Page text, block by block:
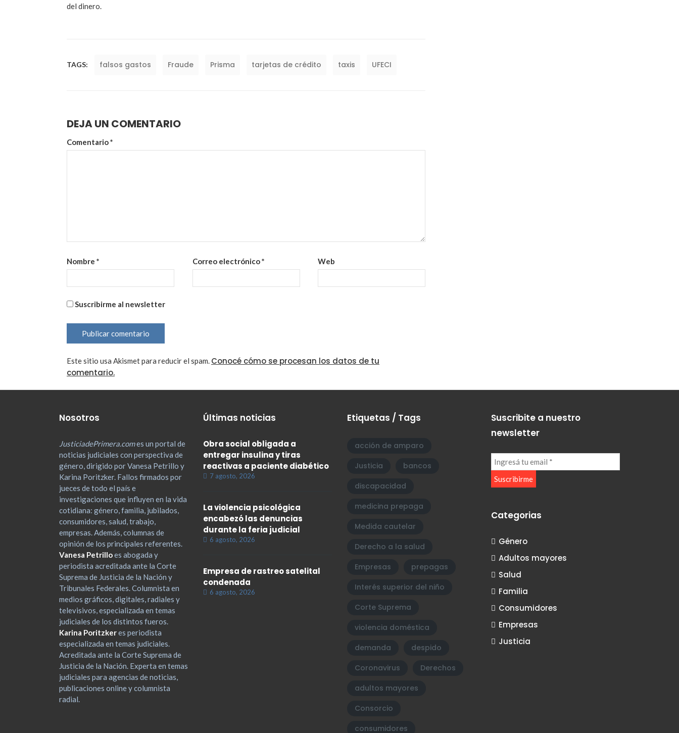
del dinero.
TAGS: falsos gastos Fraude Prisma tarjetas de crédito taxis UFECI
DEJA UN COMENTARIO
Comentario*
Nombre * Correo electrónico* Web
Suscribirme al newsletter
Este sitio usa Akismet para reducir el spam. Conocé cómo se procesan los datos de tu
comentario.
Nosotros
JusticiadePrimera.comes un portal de
noticias judiciales con perspectiva de
género, dirigido por Vanesa Petrillo y
Karina Poritzker. Fallos firmados por
jueces de todo el país e
investigaciones que influyen en la vida
cotidiana: género, familia, jubilados,
consumidores, salud, trabajo,
empresas. Además, columnas de
opinión de los principales referentes.
Vanesa Petrilloes abogada y
periodista acreditada ante la Corte
Suprema de Justicia de la Nación y
Tribunales Federales. Columnista en
medios gráficos, digitales, radiales y
televisivos, especializada en temas
judiciales de los distintos fueros.
Karina Poritzkeres periodista
especializada en temas judiciales.
Acreditada ante la Corte Suprema de
Justicia de la Nación. Experta en temas
judiciales para agencias de noticias,
publicaciones online y columnista
radial.
Últimas noticias
Obra social obligada a
entregar insulina y tiras
reactivas a paciente diabético
7 agosto, 2026
La violencia psicológica
encabezó las denuncias
durante la feria judicial
6 agosto, 2026
Empresa de rastreo satelital
condenada
6 agosto, 2026
Etiquetas / Tags
acción de amparo
Justicia
bancos
discapacidad
medicina prepaga
Medida cautelar
Derecho a la salud
Empresas
prepagas
Interés superior del niño
Corte Suprema
violencia doméstica
demanda
despido
Coronavirus
Derechos
adultos mayores
Consorcio
consumidores
Suscribite a nuestro
newsletter
Categorias
Género
Adultos mayores
Salud
Familia
Consumidores
Empresas
Justicia